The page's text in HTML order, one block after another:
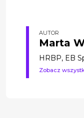
AUTOR
Marta
HRBP, EB
Zobacz